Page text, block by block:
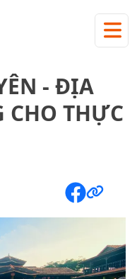
- ĐỊA
THỰC